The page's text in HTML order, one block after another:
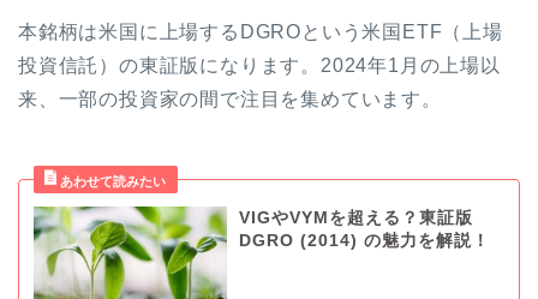
本銘柄は米国に上場するDGROという米国ETF（上場
投資信託）の東証版になります。2024年1月の上場以
来、一部の投資家の間で注目を集めています。
VIGやVYMを超える？東証版
DGRO (2014) の魅力を解説！